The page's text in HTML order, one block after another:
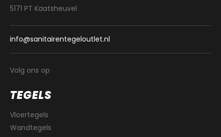
5171 PT Kaatsheuvel
info@sanitairentegeloutlet.nl
Volg ons op
TEGELS
Vloertegels
Wandtegels